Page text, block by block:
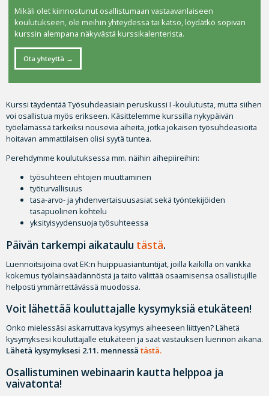
Kurssi täydentää Työsuhdeasiain peruskussi I -koulutusta, mutta siihen
voi osallistua myös erikseen. Käsittelemme kurssilla nykypäivän
työelämässä tärkeiksi nousevia aiheita, jotka jokaisen työsuhdeasioita
hoitavan ammattilaisen olisi syytä tuntea.
Perehdymme koulutuksessa mm. näihin aihepiireihin:
työsuhteen ehtojen muuttaminen
työturvallisuus
tasa-arvo- ja yhdenvertaisuusasiat sekä työntekijöiden
tasapuolinen kohtelu
yksityisyydensuoja työsuhteessa
Päivän tarkempi aikataulu tästä.
Luennoitsijoina ovat EK:n huippuasiantuntijat, joilla kaikilla on vankka
kokemus työlainsäädännöstä ja taito välittää osaamisensa osallistujille
helposti ymmärrettävässä muodossa.
Voit lähettää kouluttajalle kysymyksiä etukäteen!
Onko mielessäsi askarruttava kysymys aiheeseen liittyen? Lähetä
kysymyksesi kouluttajalle etukäteen ja saat vastauksen luennon aikana.
Lähetä kysymyksesi 2.11. mennessä tästä.
Osallistuminen webinaarin kautta helppoa ja
vaivatonta!
Mikäli olet kiinnostunut osallistumaan vastaavanlaiseen
koulutukseen, ole meihin yhteydessä tai katso, löydätkö sopivan
kurssin alempana näkyvästä kurssikalenterista.
Ota yhteyttä